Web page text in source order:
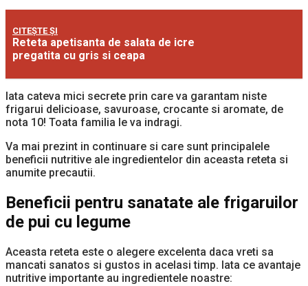
CITEȘTE ȘI
Reteta apetisanta de salata de icre
pregatita cu gris si ceapa
Iata cateva mici secrete prin care va garantam niste
frigarui delicioase, savuroase, crocante si aromate, de
nota 10! Toata familia le va indragi.
Va mai prezint in continuare si care sunt principalele
beneficii nutritive ale ingredientelor din aceasta reteta si
anumite precautii.
Beneficii pentru sanatate ale frigaruilor
de pui cu legume
Aceasta reteta este o alegere excelenta daca vreti sa
mancati sanatos si gustos in acelasi timp. Iata ce avantaje
nutritive importante au ingredientele noastre: